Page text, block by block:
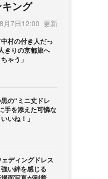
ング
月7日12:00
村の付き人だっ
きりの京都旅へ
ゃう」
の“ミニ丈ドレ
手を添えた可憐な
いね！」
ディングドレス
い絆を感じる